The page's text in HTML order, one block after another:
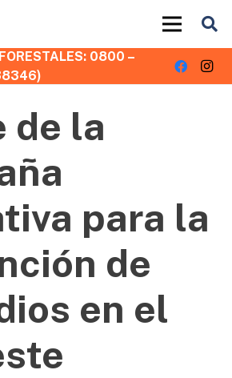
0800 –
de la
para la
de
en el